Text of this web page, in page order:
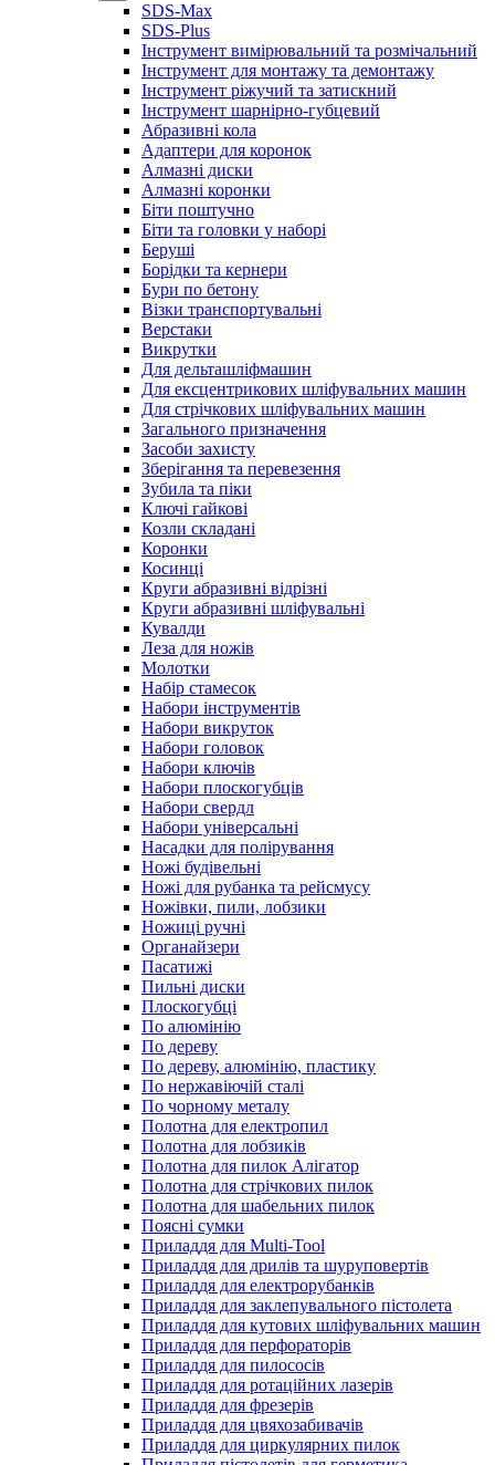
SDS-Max
SDS-Plus
Інструмент вимірювальний та розмічальний
Інструмент для монтажу та демонтажу
Інструмент ріжучий та затискний
Інструмент шарнірно-губцевий
Абразивні кола
Адаптери для коронок
Алмазні диски
Алмазні коронки
Біти поштучно
Біти та головки у наборі
Беруші
Борідки та кернери
Бури по бетону
Візки транспортувальні
Верстаки
Викрутки
Для дельташліфмашин
Для ексцентрикових шліфувальних машин
Для стрічкових шліфувальних машин
Загального призначення
Засоби захисту
Зберігання та перевезення
Зубила та піки
Ключі гайкові
Козли складані
Коронки
Косинці
Круги абразивні відрізні
Круги абразивні шліфувальні
Кувалди
Леза для ножів
Молотки
Набір стамесок
Набори інструментів
Набори викруток
Набори головок
Набори ключів
Набори плоскогубців
Набори свердл
Набори універсальні
Насадки для полірування
Ножі будівельні
Ножі для рубанка та рейсмусу
Ножівки, пили, лобзики
Ножиці ручні
Органайзери
Пасатижі
Пильні диски
Плоскогубці
По алюмінію
По дереву
По дереву, алюмінію, пластику
По нержавіючій сталі
По чорному металу
Полотна для електропил
Полотна для лобзиків
Полотна для пилок Алігатор
Полотна для стрічкових пилок
Полотна для шабельних пилок
Поясні сумки
Приладдя для Multi-Tool
Приладдя для дрилів та шуруповертів
Приладдя для електрорубанків
Приладдя для заклепувального пістолета
Приладдя для кутових шліфувальних машин
Приладдя для перфораторів
Приладдя для пилососів
Приладдя для ротаційних лазерів
Приладдя для фрезерів
Приладдя для цвяхозабивачів
Приладдя для циркулярних пилок